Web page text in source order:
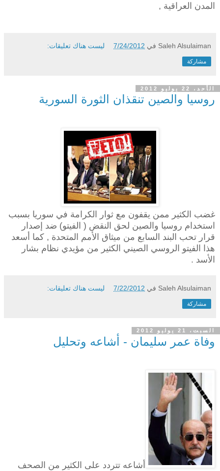
المدن العراقية ,
Saleh Alsulaiman في 7/24/2012 ليست هناك تعليقات:
مشاركة
الأحد، 22 يوليو 2012
روسيا والصين تنقذان الثورة السورية
غضب الكثير ممن يقفون مع ثوار الكرامة في سوريا بسبب
استخدام روسيا والصين لحق النقض ( الفيتو) ضد إصدار
قرار تحب البند السابع من ميثاق الأمم المتحدة , كما أسعد
هذا الفيتو الروسي الصيني الكثير من مؤيدي نظام بشار
الأسد .
Saleh Alsulaiman في 7/22/2012 ليست هناك تعليقات:
مشاركة
السبت، 21 يوليو 2012
وفاة عمر سليمان - أشاعه وتحليل
أشاعه تتردد على الكثير من الصحف